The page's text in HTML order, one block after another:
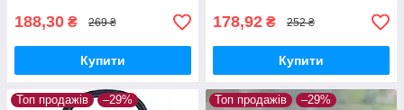
188,30 ₴ 269 ₴
Купити
178,92 ₴ 252 ₴
Купити
Топ продажів –29% Топ продажів –29%